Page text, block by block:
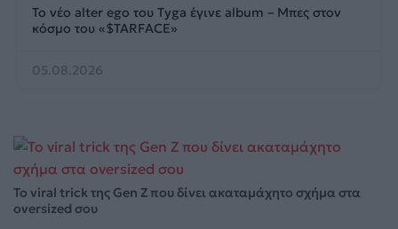
Το νέο alter ego του Tyga έγινε album – Μπες στον
κόσμο του «$TARFACE»
05.08.2026
Το viral trick της Gen Z που δίνει ακαταμάχητο σχήμα στα
oversized σου